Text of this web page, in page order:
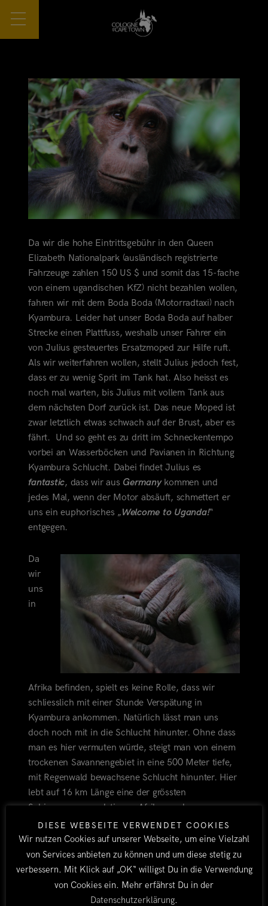
Da wir die hohe Eintrittsgebühr in den Queen
Elizabeth Nationalpark (ausländisch registrierte
Fahrzeuge zahlen 150 US $ und somit das 15-fache
von einem ugandischen KfZ) nicht bezahlen wollen,
fahren wir mit dem Boda Boda (Motorradtaxi) nach
Kyambura. Leider hat unser Boda Boda auf halber
Strecke einen Plattfuss, weshalb unser Fahrer ein
von Julius gesteuertes Ersatzmoped zur Hilfe ruft.
Als wir weiterfahren wollen, stellt Julius jedoch fest,
dass er zu wenig Sprit im Tank hat. Also heisst es
noch mal warten, bis Julius mit vollem Tank aus
dem nächsten Dorf zurück ist. Das neue Moped ist
zwar letztlich etwas schwach auf der Brust, aber es
fährt. Und so geht es zu dritt im Schneckentempo
vorbei an Wasserböcken und Pavianen in Richtung
Kyambura Schlucht. Dabei findet Julius es
fantastic, dass wir aus Germanykommen und
jedes Mal, wenn der Motor absäuft, schmettert er
uns ein euphorisches „Welcome to Uganda!“
entgegen.
Da
wir
uns
in
Afrika befinden, spielt es keine Rolle, dass wir
schliesslich mit einer Stunde Verspätung in
Kyambura ankommen. Natürlich lässt man uns
doch noch mit in die Schlucht hinunter. Ohne dass
man es hier vermuten würde, steigt man von einem
trockenen Savannengebiet in eine 500 Meter tiefe,
mit Regenwald bewachsene Schlucht hinunter. Hier
lebt auf 16 km Länge eine der grössten
Schimpansenpopulationen Afrikas und wenn man
Glück hat, kriegt man sie auch zu Gesicht. Wir
haben Glück, denn keine fünf Minuten nach
unserem Abstieg in die Schlucht stapfen wir mitten
in eine Schimpansenfamilie. Dabei beobachten wir
ein sehr entspanntes Maennchen, wie es mit einem
Stock nach Ameisen gräbt und diese dann
DIESE WEBSEITE VERWENDET COOKIES
Wir nutzen Cookies auf unserer Webseite, um eine Vielzahl
von Services anbieten zu können und um diese stetig zu
verbessern. Mit Klick auf „OK“ willigst Du in die Verwendung
von Cookies ein. Mehr erfährst Du in der
Datenschutzerklärung.